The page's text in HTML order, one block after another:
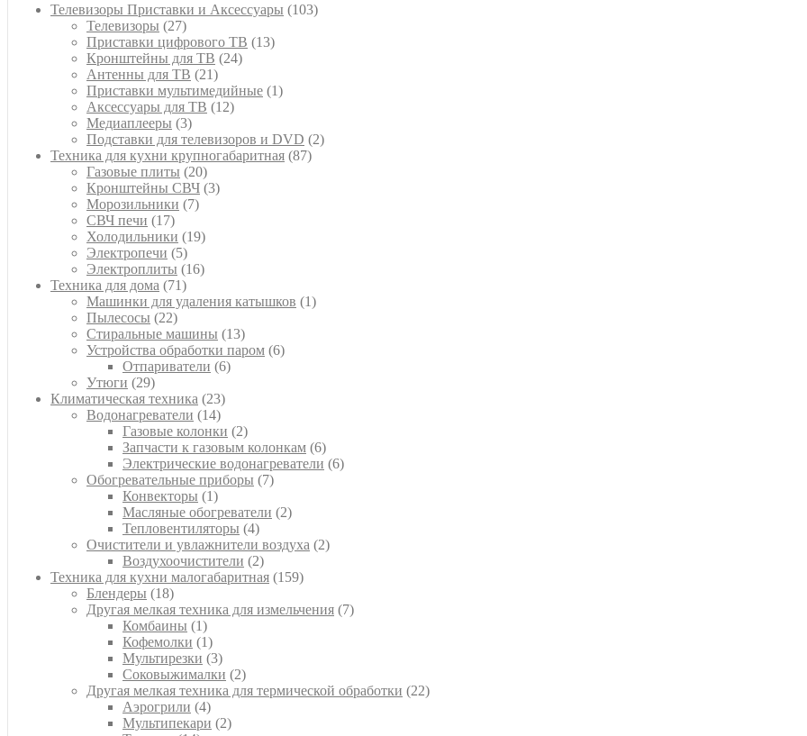
Телевизоры Приставки и Аксессуары 103103
Телевизоры 2727
товаров
Приставки цифрового ТВ 1313
Кронштейны для ТВ 2424
Антенны для ТВ 2121
товар
Приставки мультимедийные 11
Аксессуары для ТВ 1212
Медиаплееры 33
товара
Подставки для телевизоров и DVD 22
Техника для кухни крупногабаритная 8787
Газовые плиты 2020
товаров
Кронштейны СВЧ 33
Морозильники 77
СВЧ печи 1717
товаров
Холодильники 1919
Электропечи 55
товаров
Электроплиты 1616
Техника для дома 7171
товар
Машинки для удаления катышков 11
Пылесосы 2222
товара
Стиральные машины 1313
товаров
Устройства обработки паром 66
Отпариватели 66
Утюги 2929
товаров
Климатическая техника 2323
товара
Водонагреватели 1414
товаров
Газовые колонки 22
товара
Запчасти к газовым колонкам 66
товаров
Электрические водонагреватели 66
Обогревательные приборы 77
Конвекторы 11
товар
Масляные обогреватели 22
Тепловентиляторы 44
товара
Очистители и увлажнители воздуха 22
Воздухоочистители 22
товара
Техника для кухни малогабаритная 159159
Блендеры 1818
товаров
Другая мелкая техника для измельчения 77
Комбаины 11
товар
Кофемолки 11
товар
Мультирезки 33
товара
Соковыжималки 22
товара
Другая мелкая техника для термической обработки 2222
Аэрогрили 44
товара
Мультипекари 22